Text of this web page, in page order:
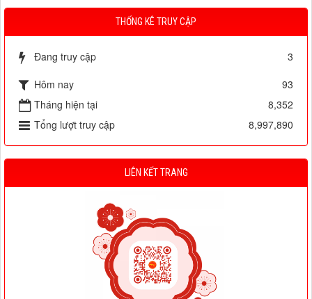
THỐNG KÊ TRUY CẬP
Đang truy cập
3
Hôm nay
93
Tháng hiện tại
8,352
Tổng lượt truy cập
8,997,890
LIÊN KẾT TRANG